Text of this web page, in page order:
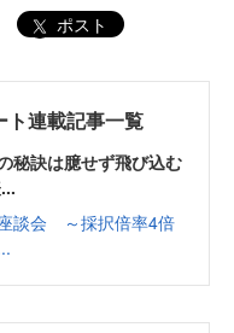
ポスト
ト連載記事一覧
秘訣は臆せず飛び込む
談会 ～採択倍率4倍